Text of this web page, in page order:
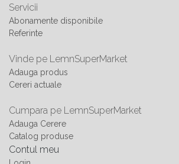
Servicii
Abonamente disponibile
Referinte
Vinde pe LemnSuperMarket
Adauga produs
Cereri actuale
Cumpara pe LemnSuperMarket
Adauga Cerere
Catalog produse
Contul meu